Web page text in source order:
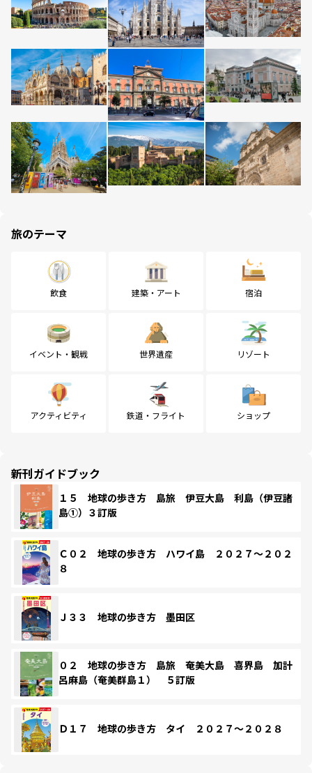
旅のテーマ
飲食 建築・アート 宿泊
イベント・観戦 世界遺産 リゾート
アクティビティ 鉄道・フライト ショップ
新刊ガイドブック
１５ 地球の歩き方 島旅 伊豆大島 利島（伊豆諸
島①）３訂版
Ｃ０２ 地球の歩き方 ハワイ島 ２０２７～２０２
８
Ｊ３３ 地球の歩き方 墨田区
０２ 地球の歩き方 島旅 奄美大島 喜界島 加計
呂麻島（奄美群島１） ５訂版
Ｄ１７ 地球の歩き方 タイ ２０２７～２０２８